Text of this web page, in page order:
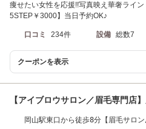
痩せたい女性を応援!!写真映え華奢ライ
5STEP￥3000】当日予約OK♪
口コミ 234件 設備 総数7
クーポンを表示
【アイブロウサロン／眉毛専門
岡山駅東口から徒歩8分【眉毛サロ